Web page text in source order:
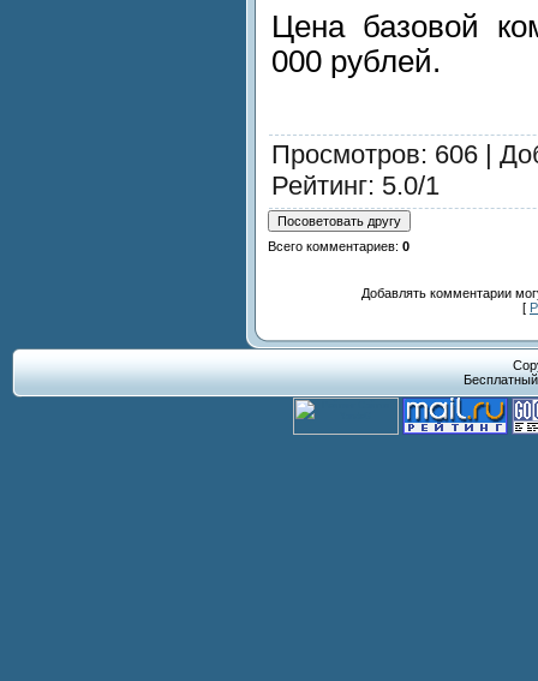
Цена базовой
000 рублей.
Просмотров: 606 |
Рейтинг: 5.0/1
Всего комментариев: 0
Добавлять комментарии
[